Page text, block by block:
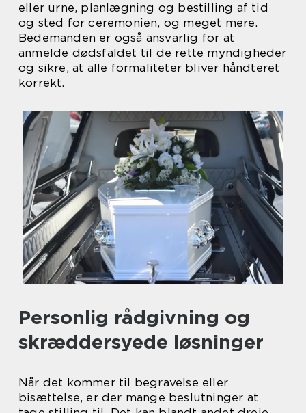
eller urne, planlægning og bestilling af tid
og sted for ceremonien, og meget mere.
Bedemanden er også ansvarlig for at
anmelde dødsfaldet til de rette myndigheder
og sikre, at alle formaliteter bliver håndteret
korrekt.
Personlig rådgivning og
skræddersyede løsninger
Når det kommer til begravelse eller
bisættelse, er der mange beslutninger at